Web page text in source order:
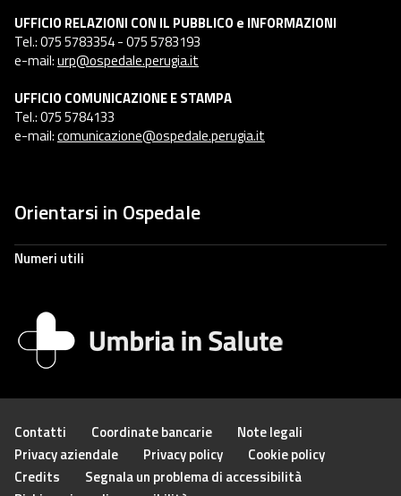
UFFICIO RELAZIONI CON IL PUBBLICO e INFORMAZIONI
Tel.: 075 5783354 - 075 5783193
e-mail:urp@ospedale.perugia.it
UFFICIO COMUNICAZIONE E STAMPA
Tel.: 075 5784133
e-mail:comunicazione@ospedale.perugia.it
Orientarsi in Ospedale
Numeri utili
Contatti Coordinate bancarie
Note legali
Privacy aziendale
Privacy policy
Cookie policy
Credits
Segnala un problema di accessibilità